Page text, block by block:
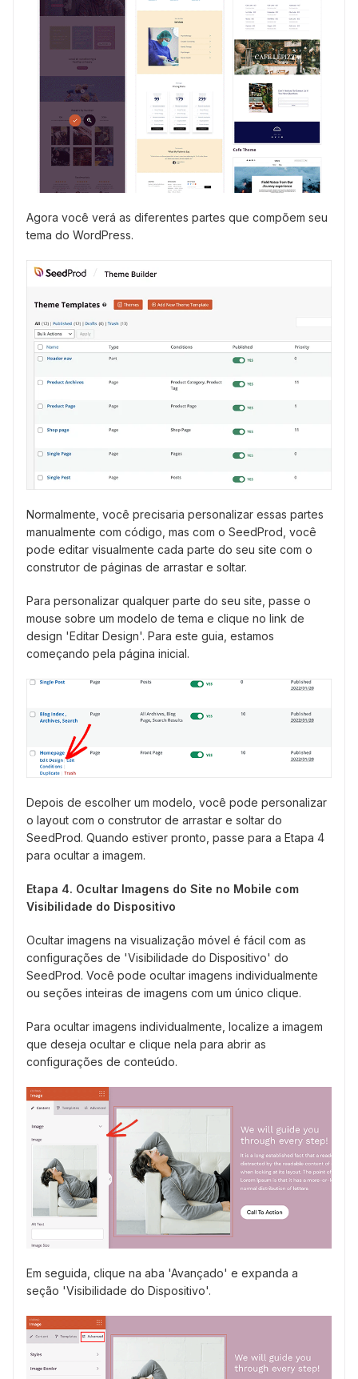
Agora você verá as diferentes partes que compõem seu
tema do WordPress.
Normalmente, você precisaria personalizar essas partes
manualmente com código, mas com o SeedProd, você
pode editar visualmente cada parte do seu site com o
construtor de páginas de arrastar e soltar.
Para personalizar qualquer parte do seu site, passe o
mouse sobre um modelo de tema e clique no link de
design 'Editar Design'. Para este guia, estamos
começando pela página inicial.
Depois de escolher um modelo, você pode personalizar
o layout com o construtor de arrastar e soltar do
SeedProd. Quando estiver pronto, passe para a Etapa 4
para ocultar a imagem.
Etapa 4. Ocultar Imagens do Site no Mobile com
Visibilidade do Dispositivo
Ocultar imagens na visualização móvel é fácil com as
configurações de 'Visibilidade do Dispositivo' do
SeedProd. Você pode ocultar imagens individualmente
ou seções inteiras de imagens com um único clique.
Para ocultar imagens individualmente, localize a imagem
que deseja ocultar e clique nela para abrir as
configurações de conteúdo.
Em seguida, clique na aba 'Avançado' e expanda a
seção 'Visibilidade do Dispositivo'.